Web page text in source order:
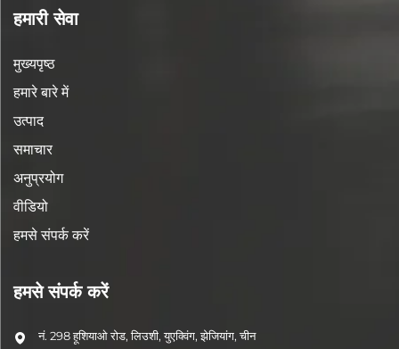
हमारी सेवा
मुख्यपृष्ठ
हमारे बारे में
उत्पाद
समाचार
अनुप्रयोग
वीडियो
हमसे संपर्क करें
हमसे संपर्क करें
नं. 298 हूशियाओ रोड, लिउशी, युएक्विंग, झेजियांग, चीन